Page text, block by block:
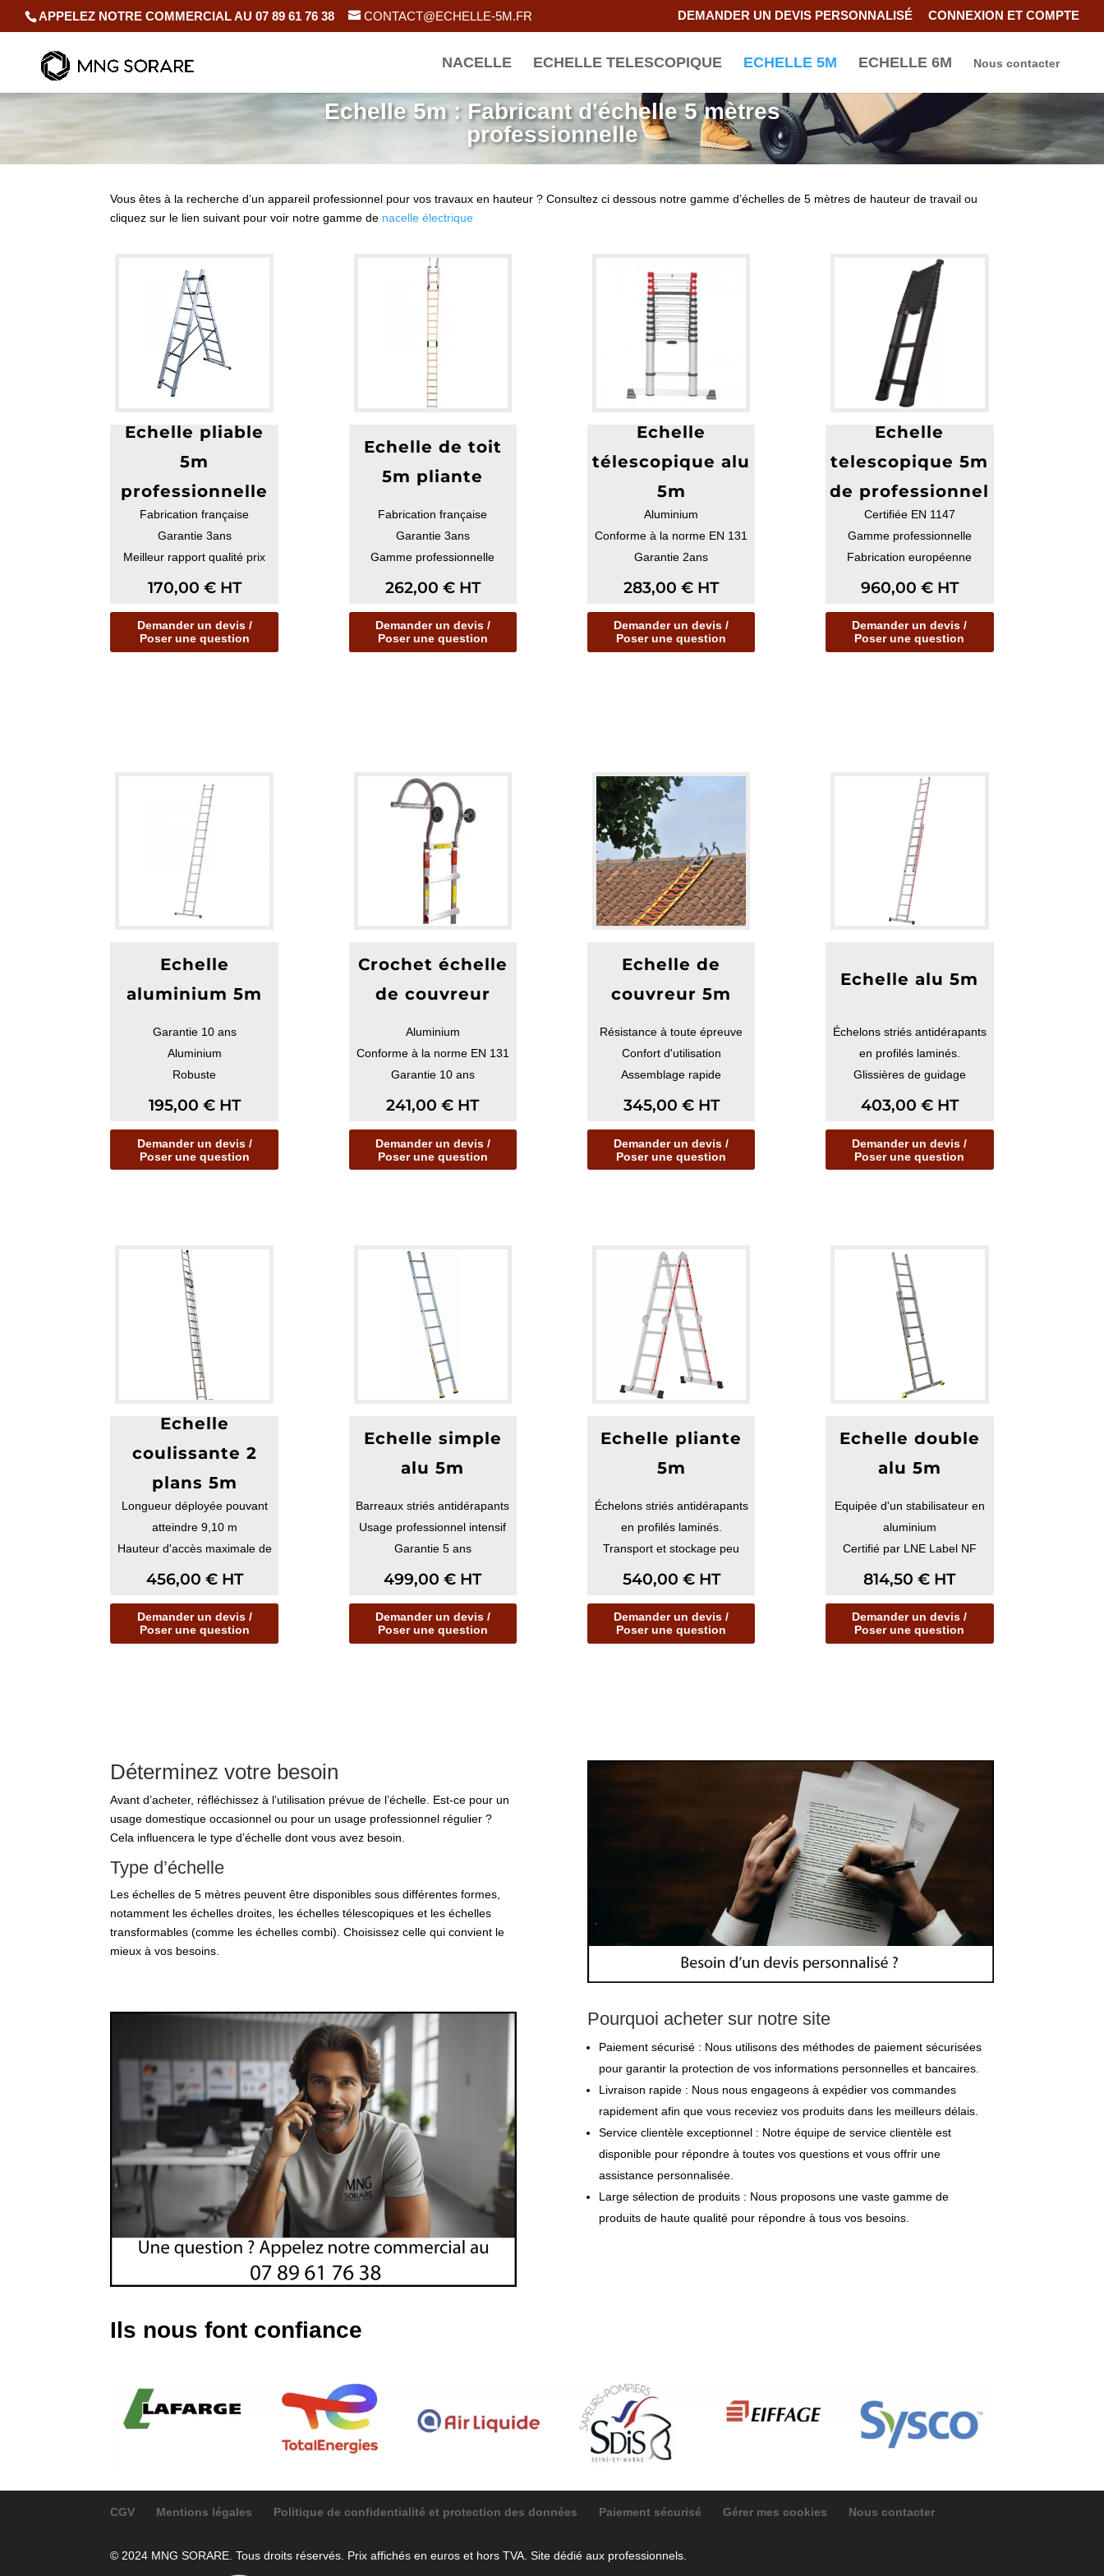
APPELEZ NOTRE COMMERCIAL AU 07 89 61 76 38 CONTACT@ECHELLE-5M.FR DEMANDER UN DEVIS PERSONNALISÉ CONNEXION ET COMPTE
NACELLE ECHELLE TELESCOPIQUE ECHELLE 5M ECHELLE 6M Nous contacter
Echelle 5m : Fabricant d'échelle 5 mètres
professionnelle
Vous êtes à la recherche d’un appareil professionnel pour vos travaux en hauteur ? Consultez ci dessous notre gamme d’échelles de 5 mètres de hauteur de travail ou
cliquez sur le lien suivant pour voir notre gamme de nacelle électrique
Echelle pliable
5m
professionnelle
Fabrication française
Garantie 3ans
Meilleur rapport qualité prix
170,00 € HT
Demander un devis /
Poser une question
Echelle de toit
5m pliante
Fabrication française
Garantie 3ans
Gamme professionnelle
262,00 € HT
Demander un devis /
Poser une question
Echelle
télescopique alu
5m
Aluminium
Conforme à la norme EN 131
Garantie 2ans
283,00€ HT
Demander un devis /
Poser une question
Echelle
telescopique 5m
de professionnel
Certifiée EN 1147
Gamme professionnelle
Fabrication européenne
960,00 € HT
Demander un devis /
Poser une question
Echelle
aluminium 5m
Garantie 10 ans
Aluminium
Robuste
195,00 € HT
Demander un devis /
Poser une question
Crochet échelle
de couvreur
Aluminium
Conforme à la norme EN 131
Garantie 10 ans
241,00€ HT
Demander un devis /
Poser une question
Echelle de
couvreur 5m
Résistance à toute épreuve
Confort d'utilisation
Assemblage rapide
345,00 € HT
Demander un devis /
Poser une question
Echelle alu 5m
Échelons striés antidérapants
en profilés laminés.
Glissières de guidage
403,00 € HT
Demander un devis /
Poser une question
Echelle
coulissante 2
plans 5m
Longueur déployée pouvant
atteindre 9,10 m
Hauteur d'accès maximale de
Capac...
456,00 € HT
Demander un devis /
Poser une question
Echelle simple
alu 5m
Barreaux striés antidérapants
Usage professionnel intensif
Garantie 5 ans
499,00€ HT
Demander un devis /
Poser une question
Echelle pliante
5m
Échelons striés antidérapants
en profilés laminés.
Transport et stockage peu
540,00 € HT
Demander un devis /
Poser une question
Echelle double
alu 5m
Equipée d'un stabilisateur en
aluminium
Certifié par LNE Label NF
Conforme à la nor...
814,50€ HT
Demander un devis /
Poser une question
Déterminez votre besoin
Avant d’acheter, réfléchissez à l’utilisation prévue de l’échelle. Est-ce pour un
usage domestique occasionnel ou pour un usage professionnel régulier ?
Cela influencera le type d’échelle dont vous avez besoin.
Type d’échelle
Les échelles de 5 mètres peuvent être disponibles sous différentes formes,
notamment les échelles droites, les échelles télescopiques et les échelles
transformables (comme les échelles combi). Choisissez celle qui convient le
mieux à vos besoins.
Pourquoi acheter sur notre site
Paiement sécurisé : Nous utilisons des méthodes de paiement sécurisées
pour garantir la protection de vos informations personnelles et bancaires.
Livraison rapide : Nous nous engageons à expédier vos commandes
rapidement afin que vous receviez vos produits dans les meilleurs délais.
Service clientèle exceptionnel : Notre équipe de service clientèle est
disponible pour répondre à toutes vos questions et vous offrir une
assistance personnalisée.
Large sélection de produits : Nous proposons une vaste gamme de
produits de haute qualité pour répondre à tous vos besoins.
Ils nous font confiance
CGV Mentions légales Politique de confidentialité et protection des données Paiement sécurisé Gérer mes cookies Nous contacter
© 2024 MNG SORARE. Tous droits réservés. Prix affichés en euros et hors TVA. Site dédié aux professionnels.